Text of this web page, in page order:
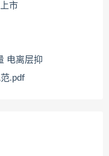
市
电离层抑
.pdf